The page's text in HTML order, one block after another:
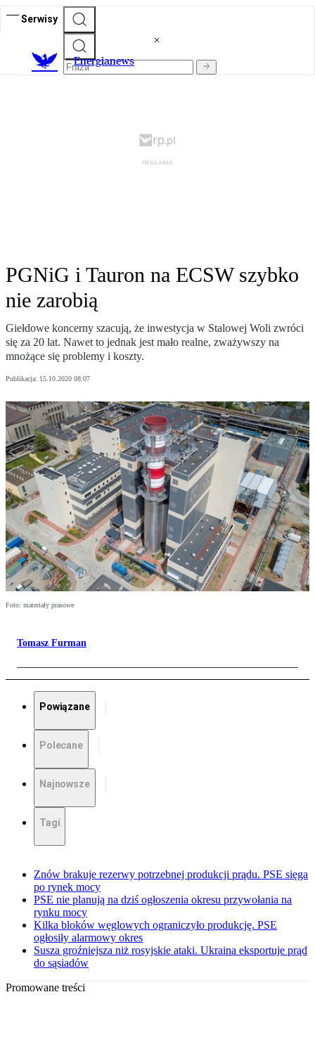
Serwisy
Energianews
PGNiG i Tauron na ECSW szybko
nie zarobią
Giełdowe koncerny szacują, że inwestycja w Stalowej Woli zwróci
się za 20 lat. Nawet to jednak jest mało realne, zważywszy na
mnożące się problemy i koszty.
Publikacja: 15.10.2020 08:07
Foto: materiały prasowe
Tomasz Furman
Powiązane
Polecane
Najnowsze
Tagi
Znów brakuje rezerwy potrzebnej produkcji prądu. PSE sięga
po rynek mocy
PSE nie planują na dziś ogłoszenia okresu przywołania na
rynku mocy
Kilka bloków węglowych ograniczyło produkcję. PSE
ogłosiły alarmowy okres
Susza groźniejsza niż rosyjskie ataki. Ukraina eksportuje prąd
do sąsiadów
Promowane treści